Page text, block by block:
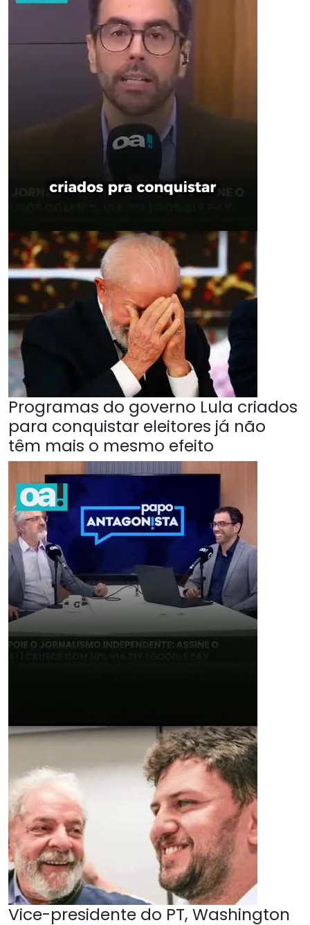
Programas do governo Lula criados
para conquistar eleitores já não
têm mais o mesmo efeito
Vice-presidente do PT, Washington